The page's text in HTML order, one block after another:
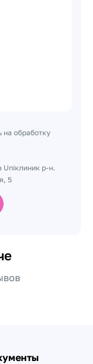
обработку
Uniклиник р-н.
5